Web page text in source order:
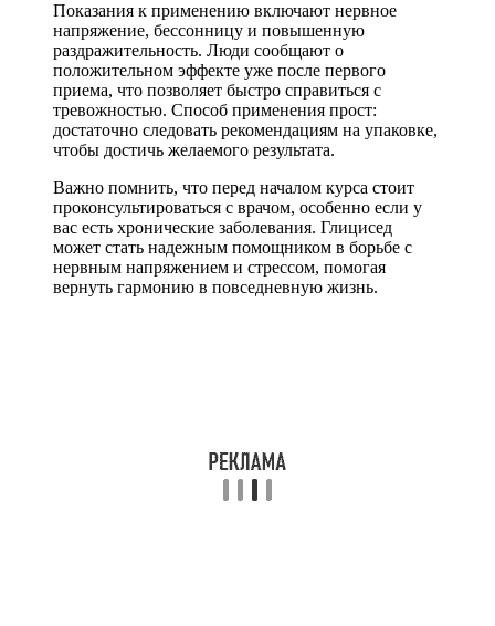
Показания к применению включают нервное
напряжение, бессонницу и повышенную
раздражительность. Люди сообщают о
положительном эффекте уже после первого
приема, что позволяет быстро справиться с
тревожностью. Способ применения прост:
достаточно следовать рекомендациям на упаковке,
чтобы достичь желаемого результата.
Важно помнить, что перед началом курса стоит
проконсультироваться с врачом, особенно если у
вас есть хронические заболевания. Глицисед
может стать надежным помощником в борьбе с
нервным напряжением и стрессом, помогая
вернуть гармонию в повседневную жизнь.